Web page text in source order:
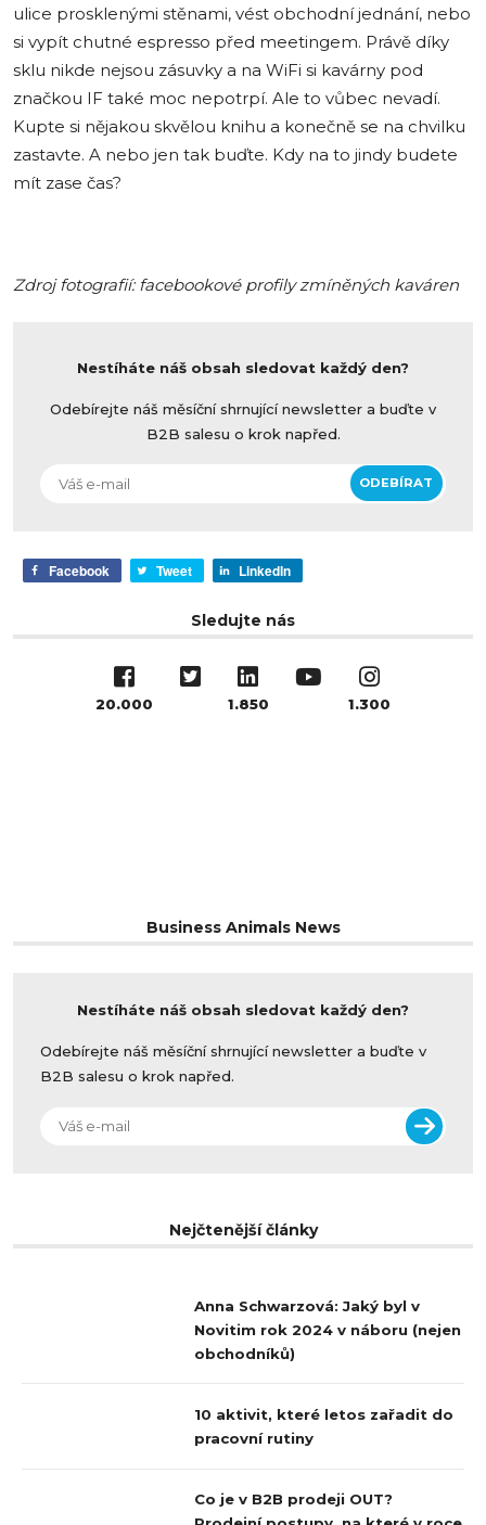
ulice prosklenými stěnami, vést obchodní jednání, nebo
si vypít chutné espresso před meetingem. Právě díky
sklu nikde nejsou zásuvky a na WiFi si kavárny pod
značkou IF také moc nepotrpí. Ale to vůbec nevadí.
Kupte si nějakou skvělou knihu a konečně se na chvilku
zastavte. A nebo jen tak buďte. Kdy na to jindy budete
mít zase čas?
Zdroj fotografií: facebookové profily zmíněných kaváren
Nestíháte náš obsah sledovat každý den?
Odebírejte náš měsíční shrnující newsletter a buďte v
B2B salesu o krok napřed.
Facebook Tweet LinkedIn
Sledujte nás
20.000 1.850 1.300
Business Animals News
Nestíháte náš obsah sledovat každý den?
Odebírejte náš měsíční shrnující newsletter a buďte v
B2B salesu o krok napřed.
Nejčtenější články
Anna Schwarzová: Jaký byl v
Novitim rok 2024 v náboru (nejen
obchodníků)
10 aktivit, které letos zařadit do
pracovní rutiny
Co je v B2B prodeji OUT?